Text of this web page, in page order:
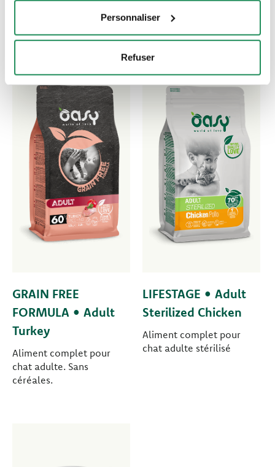
Personnaliser
Refuser
animal de compagnie !
GRAIN FREE
FORMULA • Adult
Turkey
Aliment complet pour
chat adulte. Sans
céréales.
LIFESTAGE • Adult
Sterilized Chicken
Aliment complet pour
chat adulte stérilisé